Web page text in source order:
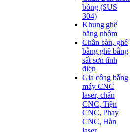
bóng (SUS
304)
Khung ghế
bằng nhôm
Chân bàn, ghế
bằng ghê bằng
sất sơn tĩnh
điện
Gia công bằng
máy CNC
laser, chấn
CNC, Tiện
CNC, Phay
CNC, Hàn
laser